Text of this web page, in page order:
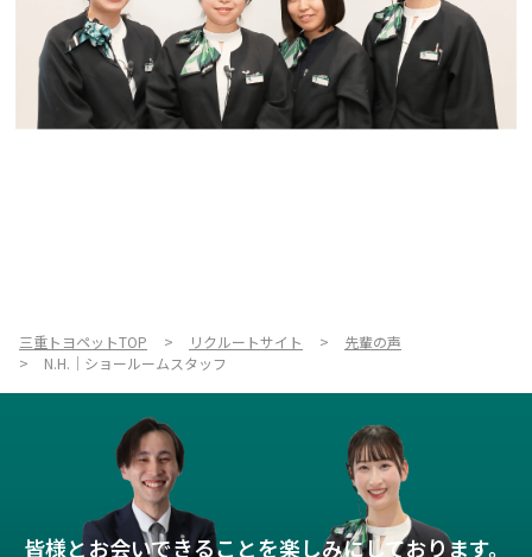
三重トヨペットTOP リクルートサイト
先輩の声
N.H.｜ショールームスタッフ
皆様とお会いできることを楽しみにしております。